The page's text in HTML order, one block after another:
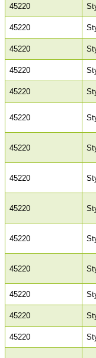
45220
45220
45220
45220
45220
45220
45220
45220
45220
45220
45220
45220
45220
45220